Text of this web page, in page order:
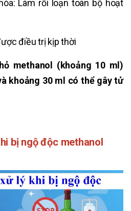
Làm rối loạn toàn bộ hoạt
điều trị kịp thời
methanol (khoảng 10 ml)
khoảng 30 ml có thể gây tử
bị ngộ độc methanol